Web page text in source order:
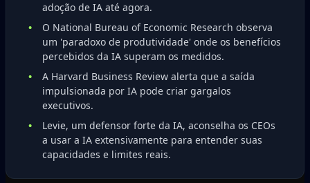
adoção de IA até agora.
O National Bureau of Economic Research observa
um 'paradoxo de produtividade' onde os benefícios
percebidos da IA superam os medidos.
A Harvard Business Review alerta que a saída
impulsionada por IA pode criar gargalos
executivos.
Levie, um defensor forte da IA, aconselha os CEOs
a usar a IA extensivamente para entender suas
capacidades e limites reais.